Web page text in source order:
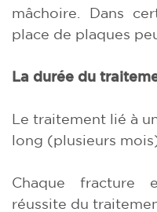
mâchoire. Dans
place de plaques
La durée du
Le traitement lié à
long (plusieurs
Chaque
réussite du